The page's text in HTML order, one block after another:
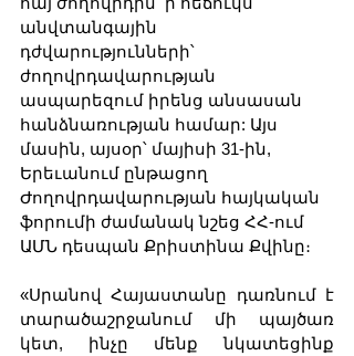
անվտանգային
դժվարությունների՝
ժողովրդավարության
ասպարեզում իրենց անսասան
հանձնառության համար: Այս
մասին, այսօր՝ մայիսի 31-ին,
Երեւանում ընթացող
Ժողովրդավարության հայկական
ֆորումի ժամանակ նշեց ՀՀ-ում
ԱՄՆ դեսպան Քրիստինա Քվինը։
«Սրանով Հայաստանը դառնում է
տարածաշրջանում մի պայծառ
կետ, ինչը մենք նկատեցինք